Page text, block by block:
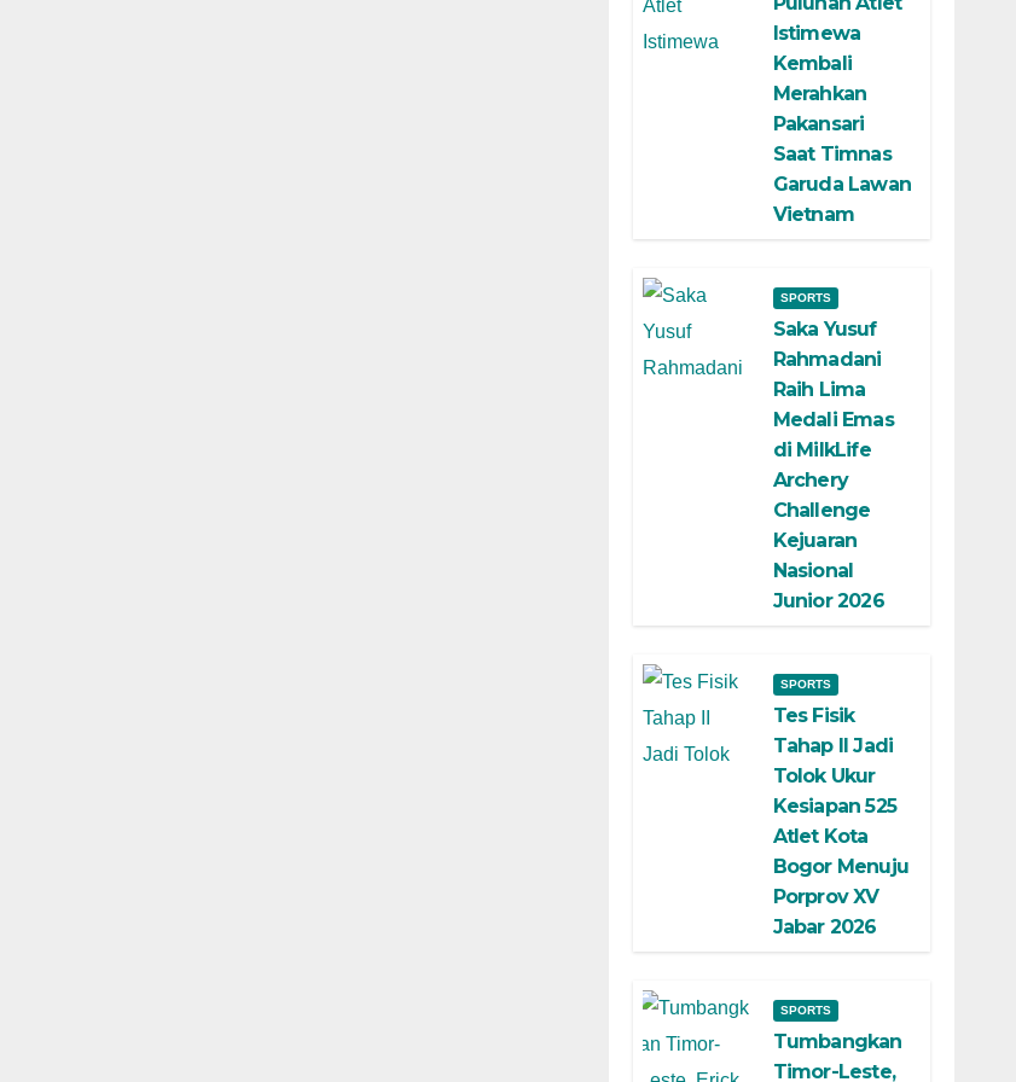
Istimewa
Kembali
Merahkan
Pakansari
Saat Timnas
Garuda Lawan
Vietnam
SPORTS
Saka Yusuf
Rahmadani
Raih Lima
Medali Emas
di MilkLife
Archery
Challenge
Kejuaran
Nasional
Junior 2026
SPORTS
Tes Fisik
Tahap II Jadi
Tolok Ukur
Kesiapan 525
Atlet Kota
Bogor Menuju
Porprov XV
Jabar 2026
SPORTS
Tumbangkan
Timor-Leste,